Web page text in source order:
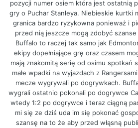
pozycji numer osiem która jest ostatnią
gry o Puchar Stanleya. Niebieskie kurtki
granica bardzo ryzykowna ponieważ i
przed nią jeszcze mogą zdobyć
Buffalo to raczej tak samo jak
ekipy dopełniające grę oraz czasem
mają znakomitą serię od osimu spotkań
małe wpadki na wyjazdach z
mecze wygrywali po dogrywkach.
wygrali ostatnio pokonali po dogrywce
wtedy 1:2 po dogrywce i teraz ciągną
mi się ze dziś uda im się pokonać
szansę na to że aby przed włąsną